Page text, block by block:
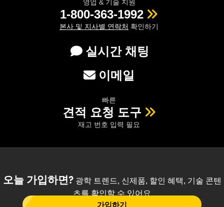
영업 & 기술 지원
1-800-363-1992
본사 및 지사별 연락처 확인하기
실시간 채팅
이메일
빠른
견적 요청 도구
재고 번호 입력 필요
오늘 가입하면?광학 트렌드, 신제품, 할인 혜택, 기술 콘텐
츠를 확인할 수 있어요
가입하기